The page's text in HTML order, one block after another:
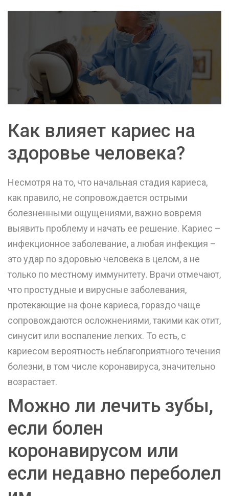
Как влияет кариес на
здоровье человека?
Несмотря на то, что начальная стадия кариеса,
как правило, не сопровождается острыми
болезненными ощущениями, важно вовремя
выявить проблему и начать ее решение. Кариес –
инфекционное заболевание, а любая инфекция –
это удар по здоровью человека в целом, а не
только по местному иммунитету. Врачи отмечают,
что простудные и вирусные заболевания,
протекающие на фоне кариеса, гораздо чаще
сопровождаются осложнениями, такими как отит,
синусит или воспаление легких. То есть, с
кариесом вероятность неблагоприятного течения
болезни, в том числе коронавируса, значительно
возрастает.
Можно ли лечить зубы,
если болен
коронавирусом или
если недавно переболел